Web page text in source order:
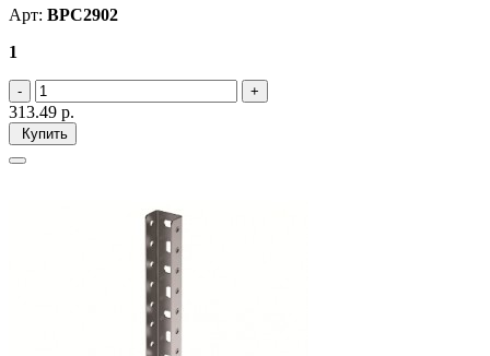
Арт: BPC2902
1
313.49 р.
Купить